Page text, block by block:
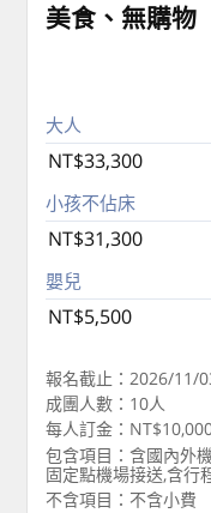
美食、無購物
大人
NT$33,300
小孩不佔床
NT$31,300
嬰兒
NT$5,500
報名截止：2026/11/
成團人數：10人
每人訂金：
包含項目：含國內外
固定點機場接送,含行
不含項目：不含小費